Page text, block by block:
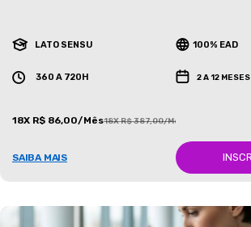
LATO SENSU 100% EAD
360 A 720H 2 A 12 MESES
18X R$ 86,00/Mês18X R$ 387,00/Mês
SAIBA MAIS